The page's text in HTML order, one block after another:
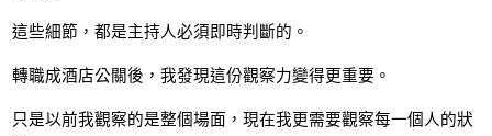
這些細節，都是主持人必須即時判斷的。
轉職成酒店公關後，我發現這份觀察力變得更重要。
只是以前我觀察的是整個場面，現在我更需要觀察每一個人的狀